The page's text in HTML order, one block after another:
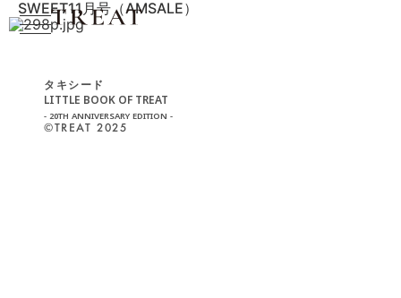
SWEET11月号（AMSALE）
タキシード
LITTLE BOOK OF TREAT
- 20TH ANNIVERSARY EDITION -
©︎TREAT 2025